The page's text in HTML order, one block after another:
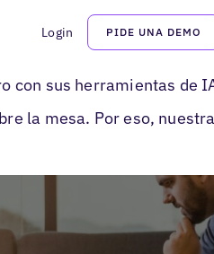
Login PIDE UNA DEMO
con sus herramientas de
la mesa. Por eso,